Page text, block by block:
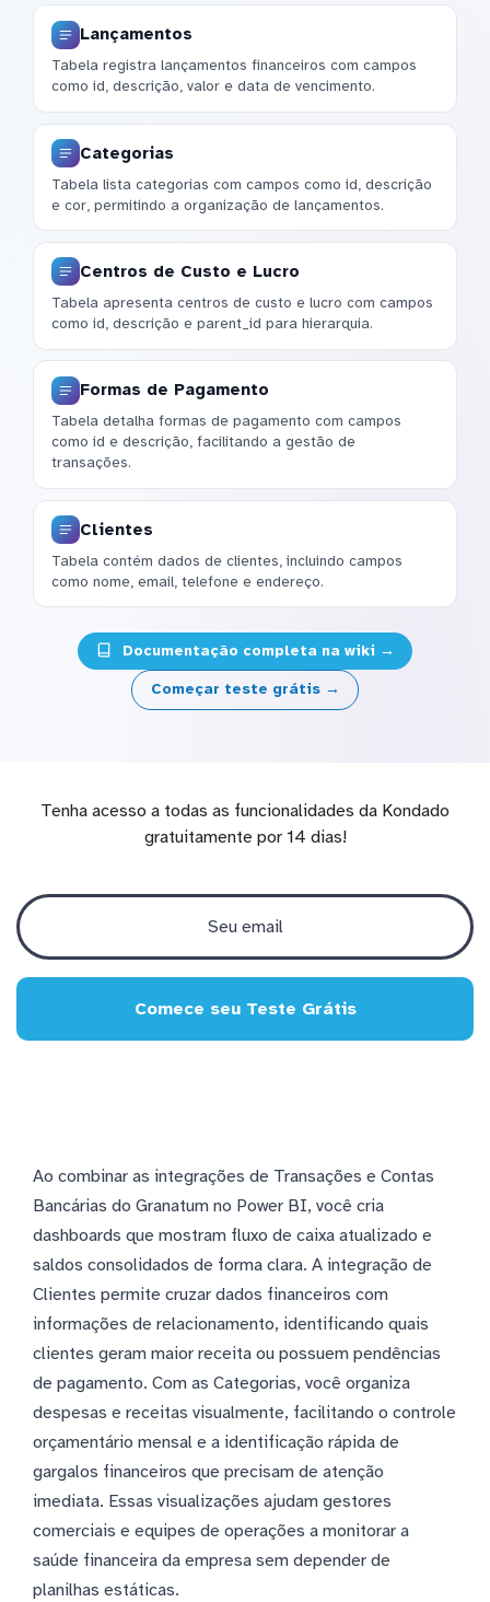
Lançamentos
Tabela registra lançamentos financeiros com campos
como id, descrição, valor e data de vencimento.
Categorias
Tabela lista categorias com campos como id, descrição
e cor, permitindo a organização de lançamentos.
Centros de Custo e Lucro
Tabela apresenta centros de custo e lucro com campos
como id, descrição e parent_id para hierarquia.
Formas de Pagamento
Tabela detalha formas de pagamento com campos
como id e descrição, facilitando a gestão de
transações.
Clientes
Tabela contém dados de clientes, incluindo campos
como nome, email, telefone e endereço.
Documentação completa na wiki →
Começar teste grátis →
Tenha acesso a todas as funcionalidades da Kondado
gratuitamente por 14 dias!
Comece seu Teste Grátis
Ao combinar as integrações de Transações e Contas
Bancárias do Granatum no Power BI, você cria
dashboards que mostram fluxo de caixa atualizado e
saldos consolidados de forma clara. A integração de
Clientes permite cruzar dados financeiros com
informações de relacionamento, identificando quais
clientes geram maior receita ou possuem pendências
de pagamento. Com as Categorias, você organiza
despesas e receitas visualmente, facilitando o controle
orçamentário mensal e a identificação rápida de
gargalos financeiros que precisam de atenção
imediata. Essas visualizações ajudam gestores
comerciais e equipes de operações a monitorar a
saúde financeira da empresa sem depender de
planilhas estáticas.